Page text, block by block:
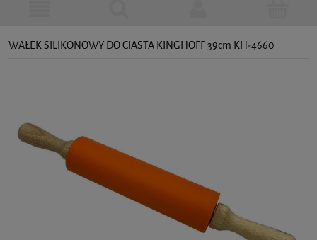
WAŁEK SILIKONOWY DO CIASTA KINGHOFF 39cm KH-4660